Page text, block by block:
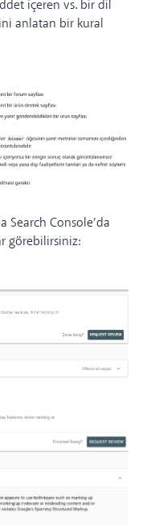
içeren vs. bir dil
anlatan bir kural
Search Console’da
görebilirsiniz: